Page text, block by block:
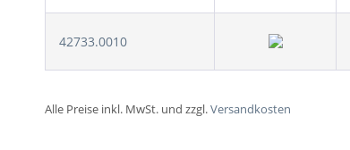
42733.0010
Alle Preise inkl. MwSt. und zzgl.Versandkosten